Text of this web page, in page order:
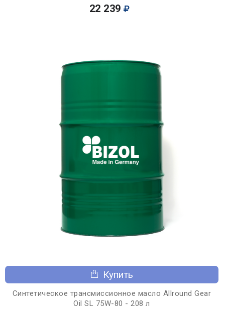
22 239
Купить
Синтетическое трансмиссионное масло Allround Gear
Oil SL 75W-80 - 208 л